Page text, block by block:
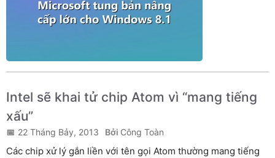
Intel sẽ khai tử chip Atom vì “mang tiếng
xấu”
22 Tháng Bảy, 2013 Công Toàn
Các chip xử lý gắn liền với tên gọi Atom thường mang tiếng